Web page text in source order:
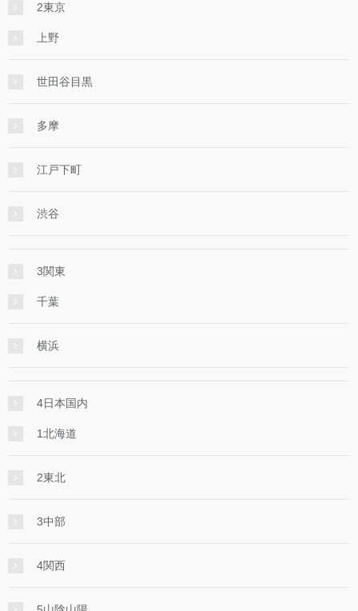
2東京
上野
世田谷目黒
多摩
江戸下町
渋谷
3関東
千葉
横浜
4日本国内
1北海道
2東北
3中部
4関西